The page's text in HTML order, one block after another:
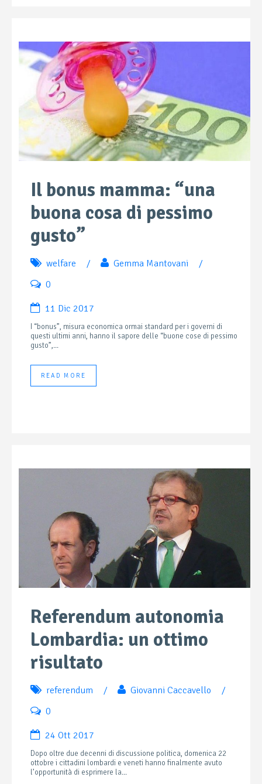
Il bonus mamma: “una
buona cosa di pessimo
gusto”
welfare / Gemma Mantovani
/
0
11 Dic 2017
I “bonus”, misura economica ormai standard per i governi di
questi ultimi anni, hanno il sapore delle “buone cose di pessimo
gusto”,...
READ MORE
Referendum autonomia
Lombardia: un ottimo
risultato
referendum / Giovanni Caccavello
/
0
24 Ott 2017
Dopo oltre due decenni di discussione politica, domenica 22
ottobre i cittadini lombardi e veneti hanno finalmente avuto
l’opportunità di esprimere la...